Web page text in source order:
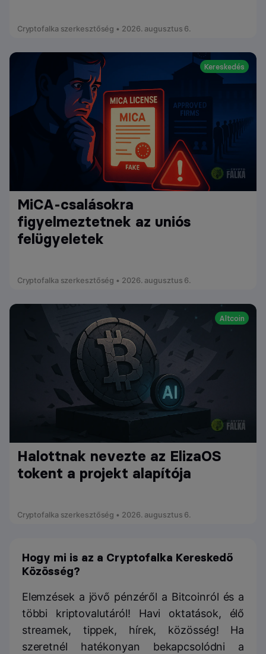
Cryptofalka szerkesztőség • 2026. augusztus 6.
Kereskedés
MiCA-csalásokra
figyelmeztetnek az uniós
felügyeletek
Cryptofalka szerkesztőség • 2026. augusztus 6.
Altcoin
Halottnak nevezte az ElizaOS
tokent a projekt alapítója
Cryptofalka szerkesztőség • 2026. augusztus 6.
Hogy mi is az a Cryptofalka Kereskedő
Közösség?
Elemzések a jövő pénzéről a Bitcoinról és a
többi kriptovalutáról! Havi oktatások, élő
streamek, tippek, hírek, közösség! Ha
szeretnél hatékonyan bekapcsolódni a